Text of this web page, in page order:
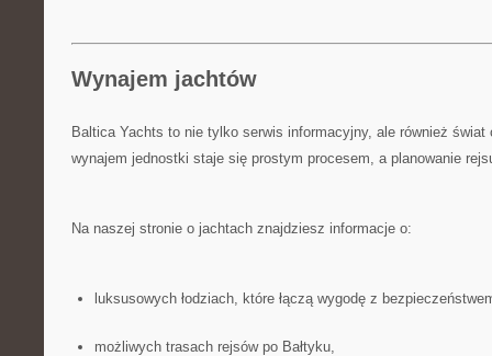
Wynajem jachtów
Baltica Yachts to nie tylko serwis informacyjny, ale również świat
wynajem jednostki staje się prostym procesem, a planowanie
Na naszej stronie o jachtach znajdziesz informacje o:
luksusowych łodziach, które łączą wygodę z
możliwych trasach rejsów po Bałtyku,